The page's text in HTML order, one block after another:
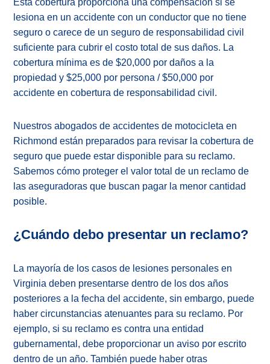
Esta cobertura proporciona una compensación si se
lesiona en un accidente con un conductor que no tiene
seguro o carece de un seguro de responsabilidad civil
suficiente para cubrir el costo total de sus daños. La
cobertura mínima es de $20,000 por daños a la
propiedad y $25,000 por persona / $50,000 por
accidente en cobertura de responsabilidad civil.
Nuestros abogados de accidentes de motocicleta en
Richmond están preparados para revisar la cobertura de
seguro que puede estar disponible para su reclamo.
Sabemos cómo proteger el valor total de un reclamo de
las aseguradoras que buscan pagar la menor cantidad
posible.
¿Cuándo debo presentar un reclamo?
La mayoría de los casos de lesiones personales en
Virginia deben presentarse dentro de los dos años
posteriores a la fecha del accidente, sin embargo, puede
haber circunstancias atenuantes para su reclamo. Por
ejemplo, si su reclamo es contra una entidad
gubernamental, debe proporcionar un aviso por escrito
dentro de un año. También puede haber otras